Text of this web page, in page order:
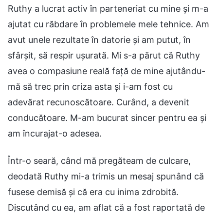
Ruthy a lucrat activ în parteneriat cu mine și m-a
ajutat cu răbdare în problemele mele tehnice. Am
avut unele rezultate în datorie și am putut, în
sfârșit, să respir ușurată. Mi s-a părut că Ruthy
avea o compasiune reală față de mine ajutându-
mă să trec prin criza asta și i-am fost cu
adevărat recunoscătoare. Curând, a devenit
conducătoare. M-am bucurat sincer pentru ea și
am încurajat-o adesea.
Într-o seară, când mă pregăteam de culcare,
deodată Ruthy mi-a trimis un mesaj spunând că
fusese demisă și că era cu inima zdrobită.
Discutând cu ea, am aflat că a fost raportată de